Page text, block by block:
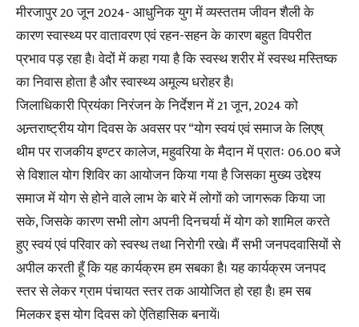
मीरजापुर 20 जून 2024- आधुनिक युग में व्यस्ततम जीवन शैली के
कारण स्वास्थ्य पर वातावरण एवं रहन-सहन के कारण बहुत विपरीत
प्रभाव पड़ रहा है। वेदों में कहा गया है कि स्वस्थ शरीर में स्वस्थ मस्तिष्क
का निवास होता है और स्वास्थ्य अमूल्य धरोहर है।
जिलाधिकारी प्रियंका निरंजन के निर्देशन में 21 जून, 2024 को
अन्र्तराष्ट्रीय योग दिवस के अवसर पर “योग स्वयं एवं समाज के लिएष्
थीम पर राजकीय इण्टर कालेज, महुवरिया के मैदान में प्रातः 06.00 बजे
से विशाल योग शिविर का आयोजन किया गया है जिसका मुख्य उद्देश्य
समाज में योग से होने वाले लाभ के बारे में लोगों को जागरूक किया जा
सके, जिसके कारण सभी लोग अपनी दिनचर्या में योग को शामिल करते
हुए स्वयं एवं परिवार को स्वस्थ तथा निरोगी रखे। मैं सभी जनपदवासियों से
अपील करती हूँ कि यह कार्यक्रम हम सबका है। यह कार्यक्रम जनपद
स्तर से लेकर ग्राम पंचायत स्तर तक आयोजित हो रहा है। हम सब
मिलकर इस योग दिवस को ऐतिहासिक बनायें।